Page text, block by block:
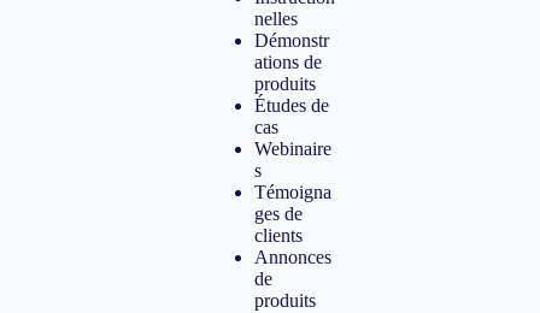
nelles
Démonstr
ations de
produits
Études de
cas
Webinaire
s
Témoigna
ges de
clients
Annonces
de
produits